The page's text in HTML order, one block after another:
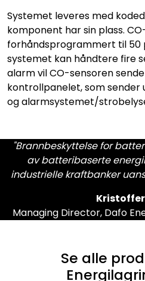
Systemet leveres med
komponent har sin plass.
forhåndsprogrammert til 50
systemet kan håndtere fire
alarm vil CO-sensoren
kontrollpanelet, som sender
og alarmsystemet/
"Brannbeskyttelse for
av batteribaserte
industrielle kraftbanker
Managing Director, Dafo
Se alle